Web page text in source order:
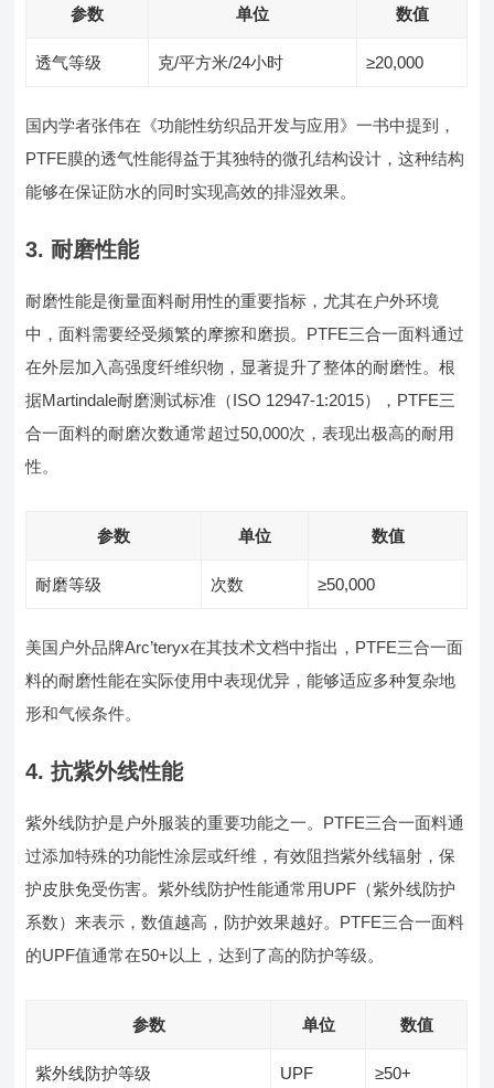
参数 单位 数值
透气等级 克/平方米/24小时 ≥20,000
国内学者张伟在《功能性纺织品开发与应用》一书中提到，
PTFE膜的透气性能得益于其独特的微孔结构设计，这种结构
能够在保证防水的同时实现高效的排湿效果。
3. 耐磨性能
耐磨性能是衡量面料耐用性的重要指标，尤其在户外环境
中，面料需要经受频繁的摩擦和磨损。PTFE三合一面料通过
在外层加入高强度纤维织物，显著提升了整体的耐磨性。根
据Martindale耐磨测试标准（ISO 12947-1:2015），PTFE三
合一面料的耐磨次数通常超过50,000次，表现出极高的耐用
性。
参数 单位 数值
耐磨等级 次数 ≥50,000
美国户外品牌Arc’teryx在其技术文档中指出，PTFE三合一面
料的耐磨性能在实际使用中表现优异，能够适应多种复杂地
形和气候条件。
4. 抗紫外线性能
紫外线防护是户外服装的重要功能之一。PTFE三合一面料通
过添加特殊的功能性涂层或纤维，有效阻挡紫外线辐射，保
护皮肤免受伤害。紫外线防护性能通常用UPF（紫外线防护
系数）来表示，数值越高，防护效果越好。PTFE三合一面料
的UPF值通常在50+以上，达到了高的防护等级。
参数 单位 数值
紫外线防护等级 UPF ≥50+